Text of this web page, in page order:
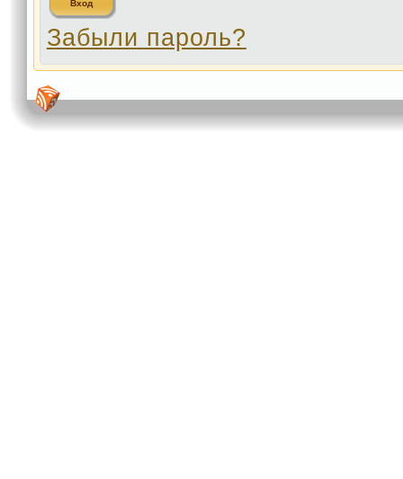
Забыли пароль?